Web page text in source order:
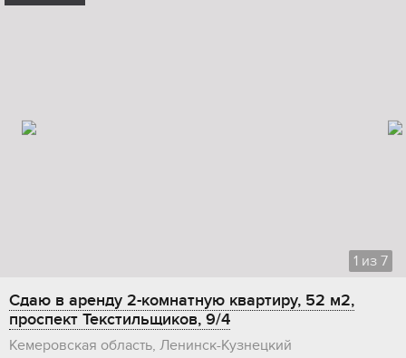
1 из 7
Сдаю в аренду 2-комнатную квартиру, 52 м2,
проспект Текстильщиков, 9/4
Кемеровская область, Ленинск-Кузнецкий